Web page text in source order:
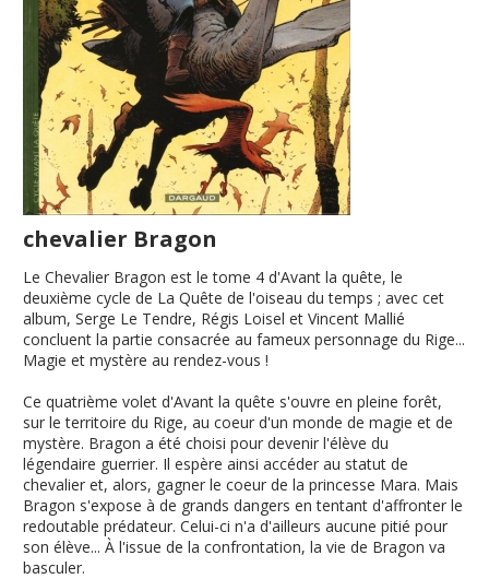
chevalier Bragon
Le Chevalier Bragon est le tome 4 d'Avant la quête, le
deuxième cycle de La Quête de l'oiseau du temps ; avec cet
album, Serge Le Tendre, Régis Loisel et Vincent Mallié
concluent la partie consacrée au fameux personnage du Rige...
Magie et mystère au rendez-vous !
Ce quatrième volet d'Avant la quête s'ouvre en pleine forêt,
sur le territoire du Rige, au coeur d'un monde de magie et de
mystère. Bragon a été choisi pour devenir l'élève du
légendaire guerrier. Il espère ainsi accéder au statut de
chevalier et, alors, gagner le coeur de la princesse Mara. Mais
Bragon s'expose à de grands dangers en tentant d'affronter le
redoutable prédateur. Celui-ci n'a d'ailleurs aucune pitié pour
son élève... À l'issue de la confrontation, la vie de Bragon va
basculer.